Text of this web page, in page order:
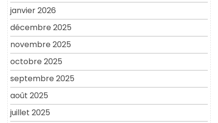
janvier 2026
décembre 2025
novembre 2025
octobre 2025
septembre 2025
août 2025
juillet 2025